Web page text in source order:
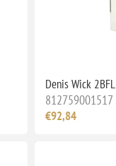
Denis Wick 2BFL
812759001517
€92,84